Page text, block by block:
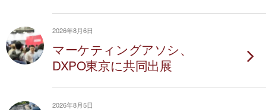
2026年8月6日
マーケティングアソシ、
DXPO東京に共同出展
2026年8月5日